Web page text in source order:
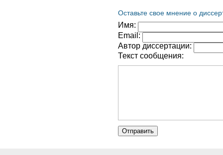
Оставьте свое мнение о
Имя:
Email:
Автор диссертации:
Текст сообщения: